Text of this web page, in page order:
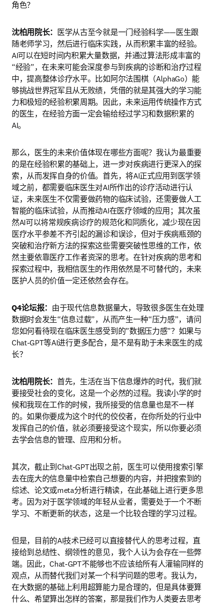
角色？
沈柏用院长： 医学从古至今就是一门经验科学——医生跟
随老师学习，然后进行临床实践，从而积累丰富的经验。
AI可以在短时间内积累大量数据，并通过算法形成丰富的
“经验”，在未来可能会深度参与到疾病的诊断和治疗过程
中，提高整体诊疗水平。比如阿尔法围棋（AlphaGo）能
够挑战世界冠军且从无败绩，凭借的就是其强大的学习能
力和极短的经验积累周期。因此，未来运用传统操作方式
的医生，在经验方面一定会输给经过学习和数据积累的
AI。
那么，医生的未来价值体现在哪些方面呢？我认为最重要
的是在经验积累的基础上，进一步对疾病进行更深入的探
索，从而发挥自身的价值。首先，将AI正式应用到医学领
域之前，都需要临床医生对AI所作出的诊疗活动进行认
证，未来医生不仅需要做药物的临床试验，还需要做人工
智能的临床试验，从而推动AI在医疗领域的应用；其次虽
然AI可以将常规疾病诊疗的规范化和同质化，减少现在因
医疗水平参差不齐引起的漏诊和误诊，但对于疾病瓶颈的
突破和治疗新方法的探索这些需要突破性思维的工作，依
然主要依靠医疗工作者资深的思考。在针对疾病的思考和
探索过程中，我相信医生的作用依然是不可替代的，未来
医护人员的价值一定还依然会存在。
Q4论坛报： 由于现代信息数据量大，导致很多医生在处理
数据时会发生“信息过载”，从而产生一种“压力感”，请问
您如何看待现在临床医生感受到的”数据压力感”？如果与
Chat-GPT等AI进行更多配合，是不是有助于未来医生的成
长？
沈柏用院长：首先，生活在当下信息爆炸的时代，我们就
要接受社会的变化，这是一个必然的过程。我读小学的时
候和我现在工作的时候，我所接受的信息量也是不一样
的。如果你要成为这个时代的佼佼者，在你所处的行业中
发挥自己的价值，就必须要接受这个现实，所以你要必须
去学会信息的管理、应用和分析。
其次，截止到Chat-GPT出现之前，医生可以使用搜索引擎
去在庞大的信息量中检索自己想要的内容，并把搜索到的
综述、论文或meta分析进行精读，在此基础上进行更多思
考。因为对于医学领域的年轻从业者，需要处于一个不断
学习、不断更新的状态，这是一个比较合理的学习过程。
但是，目前的AI技术已经可以直接替代人的思考过程，直
接给到总结性、纲领性的意见，我个人认为会存在一些弊
端。因此，Chat-GPT不能够也不应该给所有人灌输同样的
观点，从而替代我们对某一个科学问题的思考。我认为，
在大数据的基础上利用超算能力是合理的，但是具体要算
什么、希望算出怎样的答案，那是我们作为人类要去思考